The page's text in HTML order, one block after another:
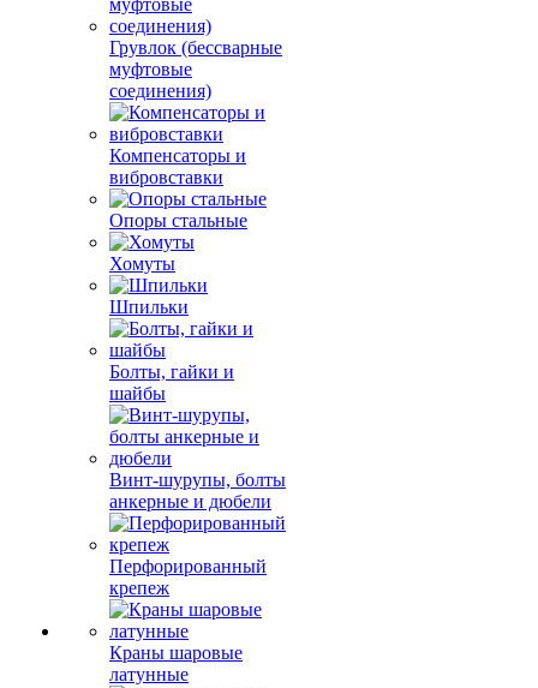
Грувлок (бессварные
муфтовые
соединения)
Компенсаторы и
вибровставки
Опоры стальные
Хомуты
Шпильки
Болты, гайки и
шайбы
Винт-шурупы, болты
анкерные и дюбели
Перфорированный
крепеж
Краны шаровые
латунные